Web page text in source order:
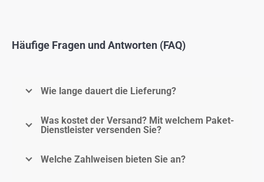
Häufige Fragen und Antworten (FAQ)
Wie lange dauert die Lieferung?
Was kostet der Versand? Mit welchem Paket-
Dienstleister versenden Sie?
Welche Zahlweisen bieten Sie an?